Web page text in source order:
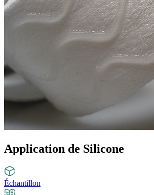
Application de Silicone
Échantillon